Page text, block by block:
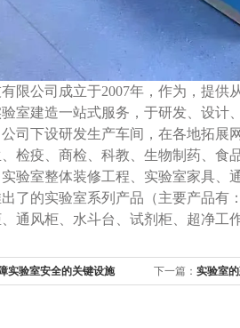
限公司成立于2007年，作为，提
室建造一站式服务，于研发、设
司下设研发生产车间，在各地拓展
检疫、商检、科教、生物制药、
验室整体装修工程、实验室家具
了的实验室系列产品（主要产品
通风柜、水斗台、试剂柜、超净工
实验室安全的关键设施 下一篇： 实验室